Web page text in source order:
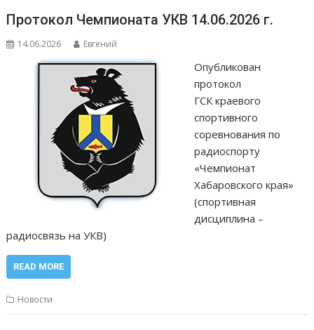
Протокол Чемпионата УКВ 14.06.2026 г.
14.06.2026 Евгений
Опубликован
протокол
ГСК краевого
спортивного
соревнования по
радиоспорту
«Чемпионат
Хабаровского края»
(спортивная
дисциплина –
радиосвязь на УКВ)
READ MORE
Новости